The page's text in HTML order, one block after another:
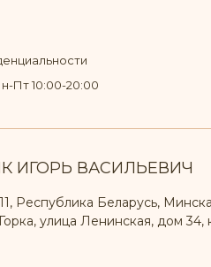
Пт 10:00-20:00
ИГОРЬ ВАСИЛЬЕВИЧ
Республика Беларусь,
улица Ленинская, дом 34,